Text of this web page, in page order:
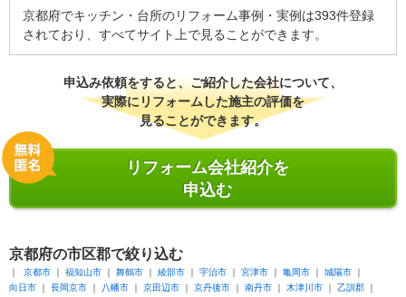
京都府でキッチン・台所のリフォーム事例・実例は393件登録
されており、すべてサイト上で見ることができます。
申込み依頼をすると、ご紹介した会社について、
実際にリフォームした施主の評価を
見ることができます。
リフォーム会社紹介を
申込む
京都府の市区郡で絞り込む
京都市 福知山市 舞鶴市 綾部市 宇治市 宮津市 亀岡市
城陽市
向日市
長岡京市 八幡市 京田辺市 京丹後市 南丹市 木津川市
乙訓郡